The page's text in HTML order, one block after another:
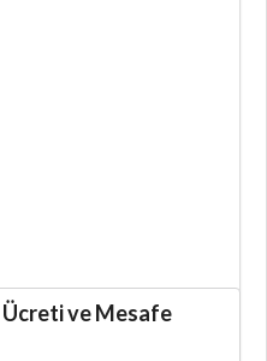
Ücreti ve Mesafe